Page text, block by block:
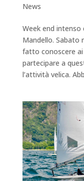
News
Week end intenso
Mandello. Sabato
fatto conoscere
partecipare a
l’attività velica.